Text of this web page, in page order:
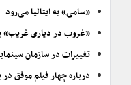
«سامی» به ایتالیا می‌رود
«غروب در دیاری غریب»
تغییرات در سازمان
درباره چهار فیلم موفق در باکس آفیس